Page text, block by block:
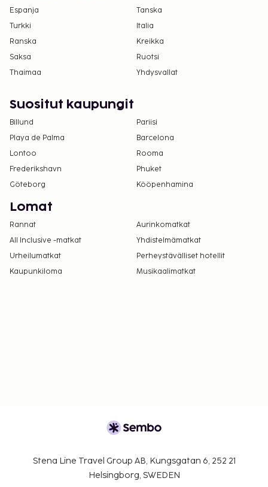
Espanja
Tanska
Turkki
Italia
Ranska
Kreikka
Saksa
Ruotsi
Thaimaa
Yhdysvallat
Suositut kaupungit
Billund
Pariisi
Playa de Palma
Barcelona
Lontoo
Rooma
Frederikshavn
Phuket
Göteborg
Kööpenhamina
Lomat
Rannat
Aurinkomatkat
All Inclusive -matkat
Yhdistelmämatkat
Urheilumatkat
Perheystävälliset hotellit
Kaupunkiloma
Musikaalimatkat
Stena Line Travel Group AB, Kungsgatan 6, 252 21
Helsingborg, SWEDEN